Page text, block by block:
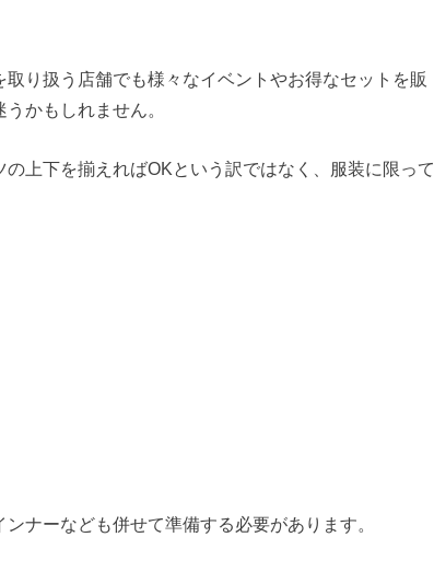
り扱う店舗でも様々なイベントやお得なセットを販
かもしれません。
上下を揃えればOKという訳ではなく、服装に限って
ナーなども併せて準備する必要があります。